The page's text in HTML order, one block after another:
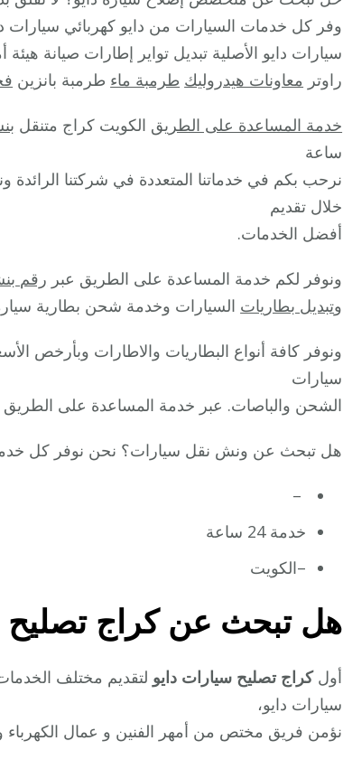
وفر كل خدمات السيارات من دايو كهربائي سيارات
سيارات دايو الأصلية تبديل تواير إطارات صيانة
راوتر معاونات هيدروليك طرمبة ماء طرمبة بانزين
خدمة المساعدة على الطريق الكويت كراج متنقل
ساعة
نرحب بكم في خدماتنا المتعددة في شركتنا
خلال تقديم
أفضل الخدمات.
ونوفر لكم خدمة المساعدة على الطريق عبر رقم
وتبديل بطاريات السيارات وخدمة شحن بطارية
ونوفر كافة أنواع البطاريات والاطارات وبأرخص
سيارات
الشحن والباصات. عبر خدمة المساعدة على الطريق
هل تبحث عن ونش نقل سيارات؟ نحن نوفر كل
–
خدمة 24 ساعة
–الكويت
هل تبحث عن كراج تصليح
أولكراج تصليح سيارات دايو لتقديم مختلف
سيارات دايو،
نؤمن فريق مختص من أمهر الفنين و عمال الكهرباء